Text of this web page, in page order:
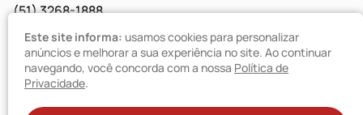
(51) 3268-1888
Luagge Bravo
Mais infos
Este site informa: usamos cookies para personalizar
anúncios e melhorar a sua experiência no site. Ao continuar
navegando, você concorda com a nossa Política de
Privacidade.